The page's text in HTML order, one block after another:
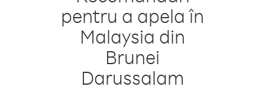
pentru a apela în
Malaysia din
Brunei
Darussalam